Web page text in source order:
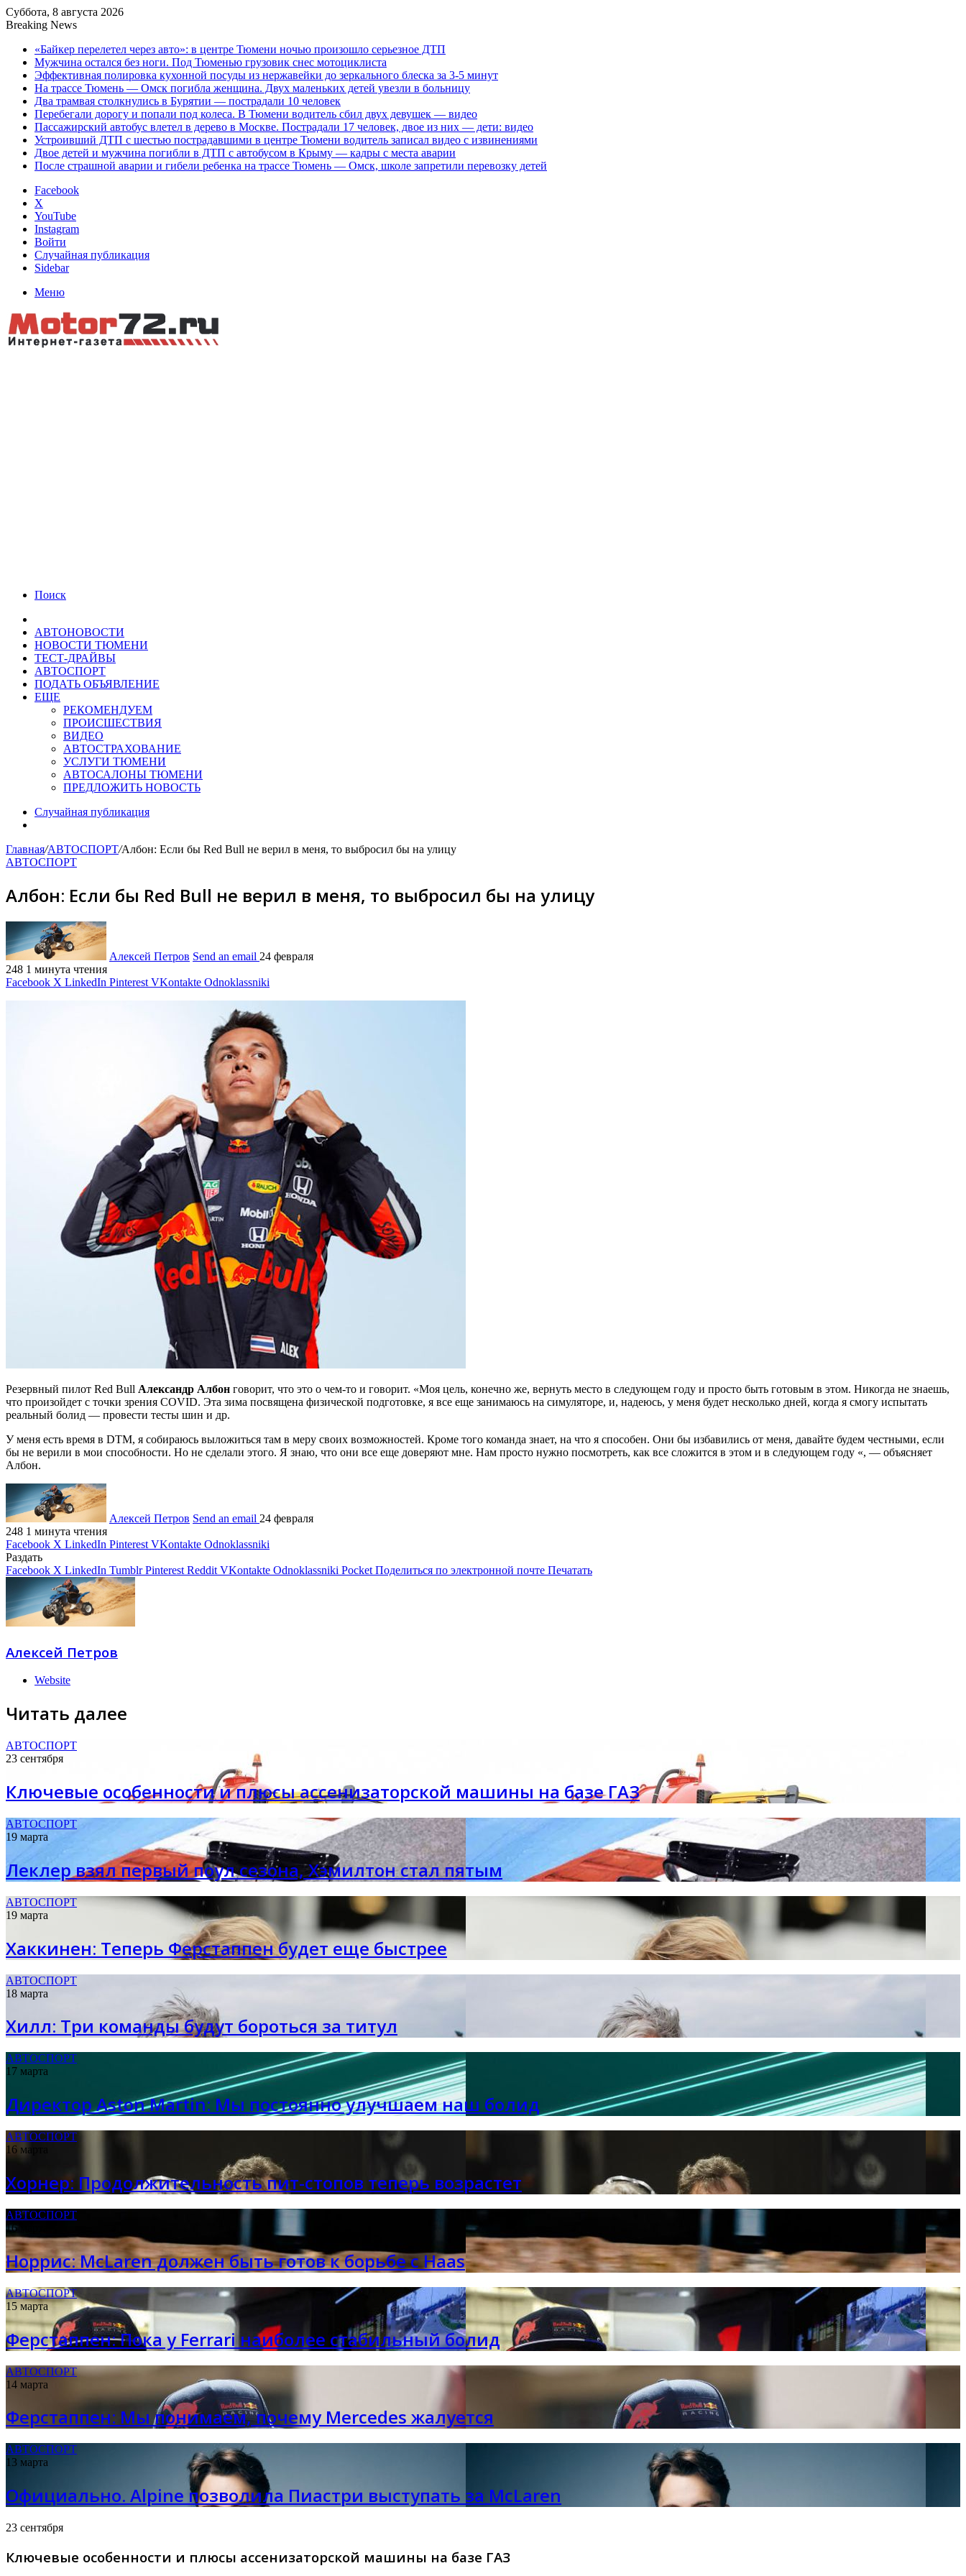
Суббота, 8 августа 2026
Breaking News
«Байкер перелетел через авто»: в центре Тюмени ночью произошло серьезное ДТП
Мужчина остался без ноги. Под Тюменью грузовик снес мотоциклиста
Эффективная полировка кухонной посуды из нержавейки до зеркального блеска за 3-5 минут
На трассе Тюмень — Омск погибла женщина. Двух маленьких детей увезли в больницу
Два трамвая столкнулись в Бурятии — пострадали 10 человек
Перебегали дорогу и попали под колеса. В Тюмени водитель сбил двух девушек — видео
Пассажирский автобус влетел в дерево в Москве. Пострадали 17 человек, двое из них — дети: видео
Устроивший ДТП с шестью пострадавшими в центре Тюмени водитель записал видео с извинениями
Двое детей и мужчина погибли в ДТП с автобусом в Крыму — кадры с места аварии
После страшной аварии и гибели ребенка на трассе Тюмень — Омск, школе запретили перевозку детей
Facebook
X
YouTube
Instagram
Войти
Случайная публикация
Sidebar
Меню
Поиск
АВТОНОВОСТИ
НОВОСТИ ТЮМЕНИ
ТЕСТ-ДРАЙВЫ
АВТОСПОРТ
ПОДАТЬ ОБЪЯВЛЕНИЕ
ЕЩЕ
РЕКОМЕНДУЕМ
ПРОИСШЕСТВИЯ
ВИДЕО
АВТОСТРАХОВАНИЕ
УСЛУГИ ТЮМЕНИ
АВТОСАЛОНЫ ТЮМЕНИ
ПРЕДЛОЖИТЬ НОВОСТЬ
Случайная публикация
Главная/АВТОСПОРТ/Албон: Если бы Red Bull не верил в меня, то выбросил бы на улицу
АВТОСПОРТ
Албон: Если бы Red Bull не верил в меня, то выбросил бы на улицу
Алексей Петров Send an email 24 февраля
248 1 минута чтения
Facebook X LinkedIn Pinterest VKontakte Odnoklassniki
Резервный пилот Red Bull Александр Албон говорит, что это о чем-то и говорит. «Моя цель, конечно же, вернуть место в следующем году и просто быть готовым в этом. Никогда не знаешь,
что произойдет с точки зрения COVID. Эта зима посвящена физической подготовке, я все еще занимаюсь на симуляторе, и, надеюсь, у меня будет несколько дней, когда я смогу испытать
реальный болид — провести тесты шин и др.
У меня есть время в DTM, я собираюсь выложиться там в меру своих возможностей. Кроме того команда знает, на что я способен. Они бы избавились от меня, давайте будем честными, если
бы не верили в мои способности. Но не сделали этого. Я знаю, что они все еще доверяют мне. Нам просто нужно посмотреть, как все сложится в этом и в следующем году «, — объясняет
Албон.
Алексей Петров Send an email 24 февраля
248 1 минута чтения
Facebook X LinkedIn Pinterest VKontakte Odnoklassniki
Раздать
Facebook X LinkedIn Tumblr Pinterest Reddit VKontakte Odnoklassniki Pocket Поделиться по электронной почте Печатать
Алексей Петров
Website
Читать далее
АВТОСПОРТ
23 сентября
Ключевые особенности и плюсы ассенизаторской машины на базе ГАЗ
АВТОСПОРТ
19 марта
Леклер взял первый поул сезона, Хэмилтон стал пятым
АВТОСПОРТ
19 марта
Хаккинен: Теперь Ферстаппен будет еще быстрее
АВТОСПОРТ
18 марта
Хилл: Три команды будут бороться за титул
АВТОСПОРТ
17 марта
Директор Aston Martin: Мы постоянно улучшаем наш болид
АВТОСПОРТ
16 марта
Хорнер: Продолжительность пит-стопов теперь возрастет
АВТОСПОРТ
16 марта
Норрис: McLaren должен быть готов к борьбе с Haas
АВТОСПОРТ
15 марта
Ферстаппен: Пока у Ferrari наиболее стабильный болид
АВТОСПОРТ
14 марта
Ферстаппен: Мы понимаем, почему Mercedes жалуется
АВТОСПОРТ
13 марта
Официально. Alpine позволила Пиастри выступать за McLaren
23 сентября
Ключевые особенности и плюсы ассенизаторской машины на базе ГАЗ